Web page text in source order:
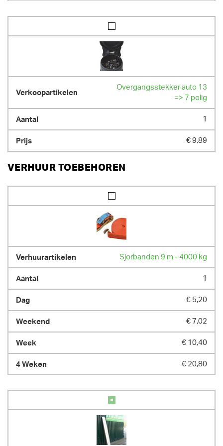
Overgangsstekker auto 13
=> 7 polig
1
€ 9,89
VERHUUR TOEBEHOREN
Sjorbanden 9 m - 4000 kg
1
€ 5,20
€ 7,02
€ 10,40
€ 20,80